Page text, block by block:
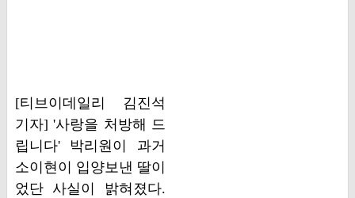
[티브이데일리 김진석
기자] '사랑을 처방해 드
립니다' 박리원이 과거
소이현이 입양보낸 딸이
었단 사실이 밝혀졌다.